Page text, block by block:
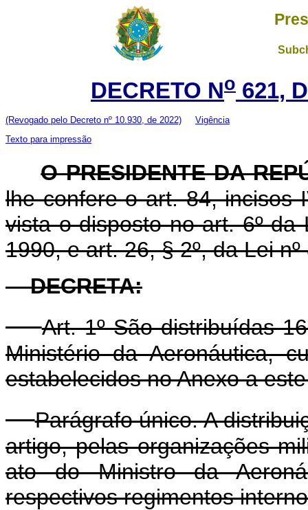
DECRETO No 621,
(Revogado pelo Decreto nº 10.930, de 2022)
Vigência
Texto para impressão
O PRESIDENTE DA
lhe confere o art. 84, incisos
vista o disposto no art. 6º da
1990, e art. 26, § 2º, da Lei
DECRETA:
Art. 1º São distribuídas
Ministério da Aeronáutica,
estabelecidos no Anexo a
Parágrafo único. A
artigo, pelas organizações
ato do Ministro da
respectivos regimentos